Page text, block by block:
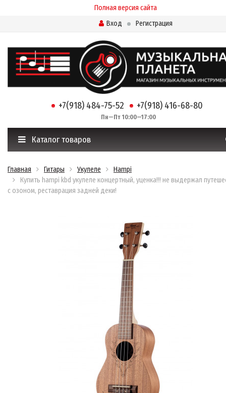
Полная версия сайта
Вход
Регистрация
+7(918) 484-75-52 +7(918) 416-68-80
Пн—Пт 10:00—17:00
Каталог товаров
Главная Гитары Укулеле
Hampi
Купить hampi kbd укулеле концертный, уценка!!! не выдержал
с озоном, реставрация задней деки!